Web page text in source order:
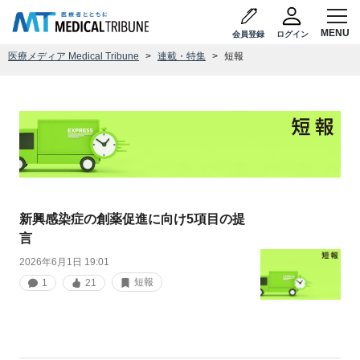
会員登録 ログイン
医療メディア Medical Tribune 連載・特集 短報
新興感染症の創薬促進に向け5項目の提
言
2026年6月1日 19:01
1
21 短報